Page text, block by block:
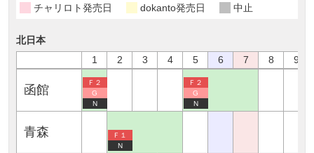
チャリロト発売日 dokanto発売日 中止
北日本
1
2 3 4 5 6 7 8 9
函館
Ｆ２
G
N
Ｆ２
G
N
青森
Ｆ１
N